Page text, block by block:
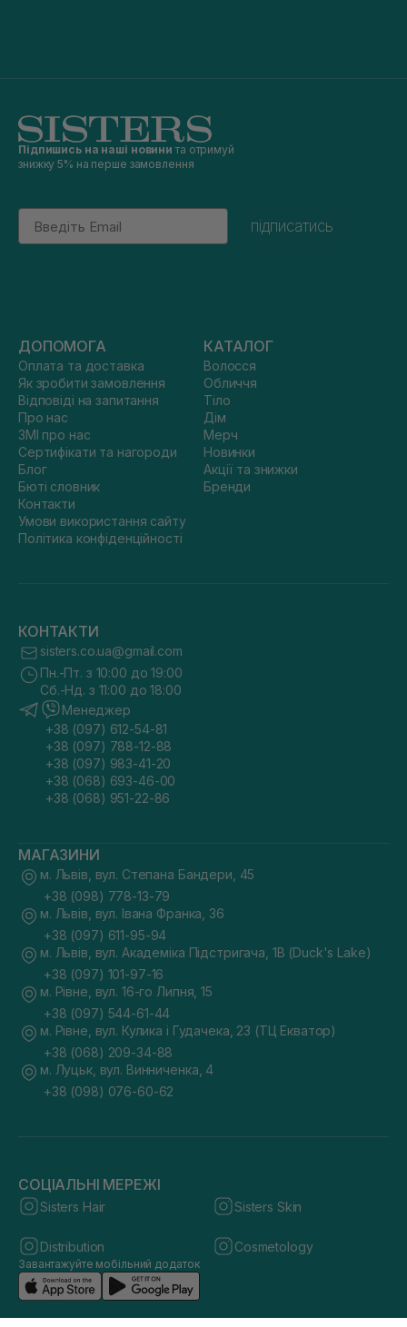
Підпишись на наші новини та отримуй
знижку 5% на перше замовлення
Email
підписатись
ДОПОМОГА
Оплата та доставка
Як зробити замовлення
Відповіді на запитання
Про нас
ЗМІ про нас
Сертифікати та нагороди
Блог
Бюті словник
Контакти
Умови використання сайту
Політика конфіденційності
КАТАЛОГ
Волосся
Обличчя
Тіло
Дім
Мерч
Новинки
Акції та знижки
Бренди
КОНТАКТИ
sisters.co.ua@gmail.com
Пн.-Пт. з 10:00 до 19:00
Сб.-Нд. з 11:00 до 18:00
Менеджер
+38 (097) 612-54-81
+38 (097) 788-12-88
+38 (097) 983-41-20
+38 (068) 693-46-00
+38 (068) 951-22-86
МАГАЗИНИ
м. Львів, вул. Степана Бандери, 45
+38 (098) 778-13-79
м. Львів, вул. Івана Франка, 36
+38 (097) 611-95-94
м. Львів, вул. Академіка Підстригача, 1В (Duck's Lake)
+38 (097) 101-97-16
м. Рівне, вул. 16-го Липня, 15
+38 (097) 544-61-44
м. Рівне, вул. Кулика і Гудачека, 23 (ТЦ Екватор)
+38 (068) 209-34-88
м. Луцьк, вул. Винниченка, 4
+38 (098) 076-60-62
СОЦІАЛЬНІ МЕРЕЖІ
Sisters Hair Sisters Skin
Distribution Cosmetology
Завантажуйте мобільний додаток